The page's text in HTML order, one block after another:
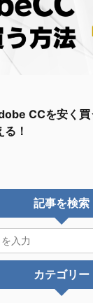
CCを安く
！
記事を検索
カテゴリー